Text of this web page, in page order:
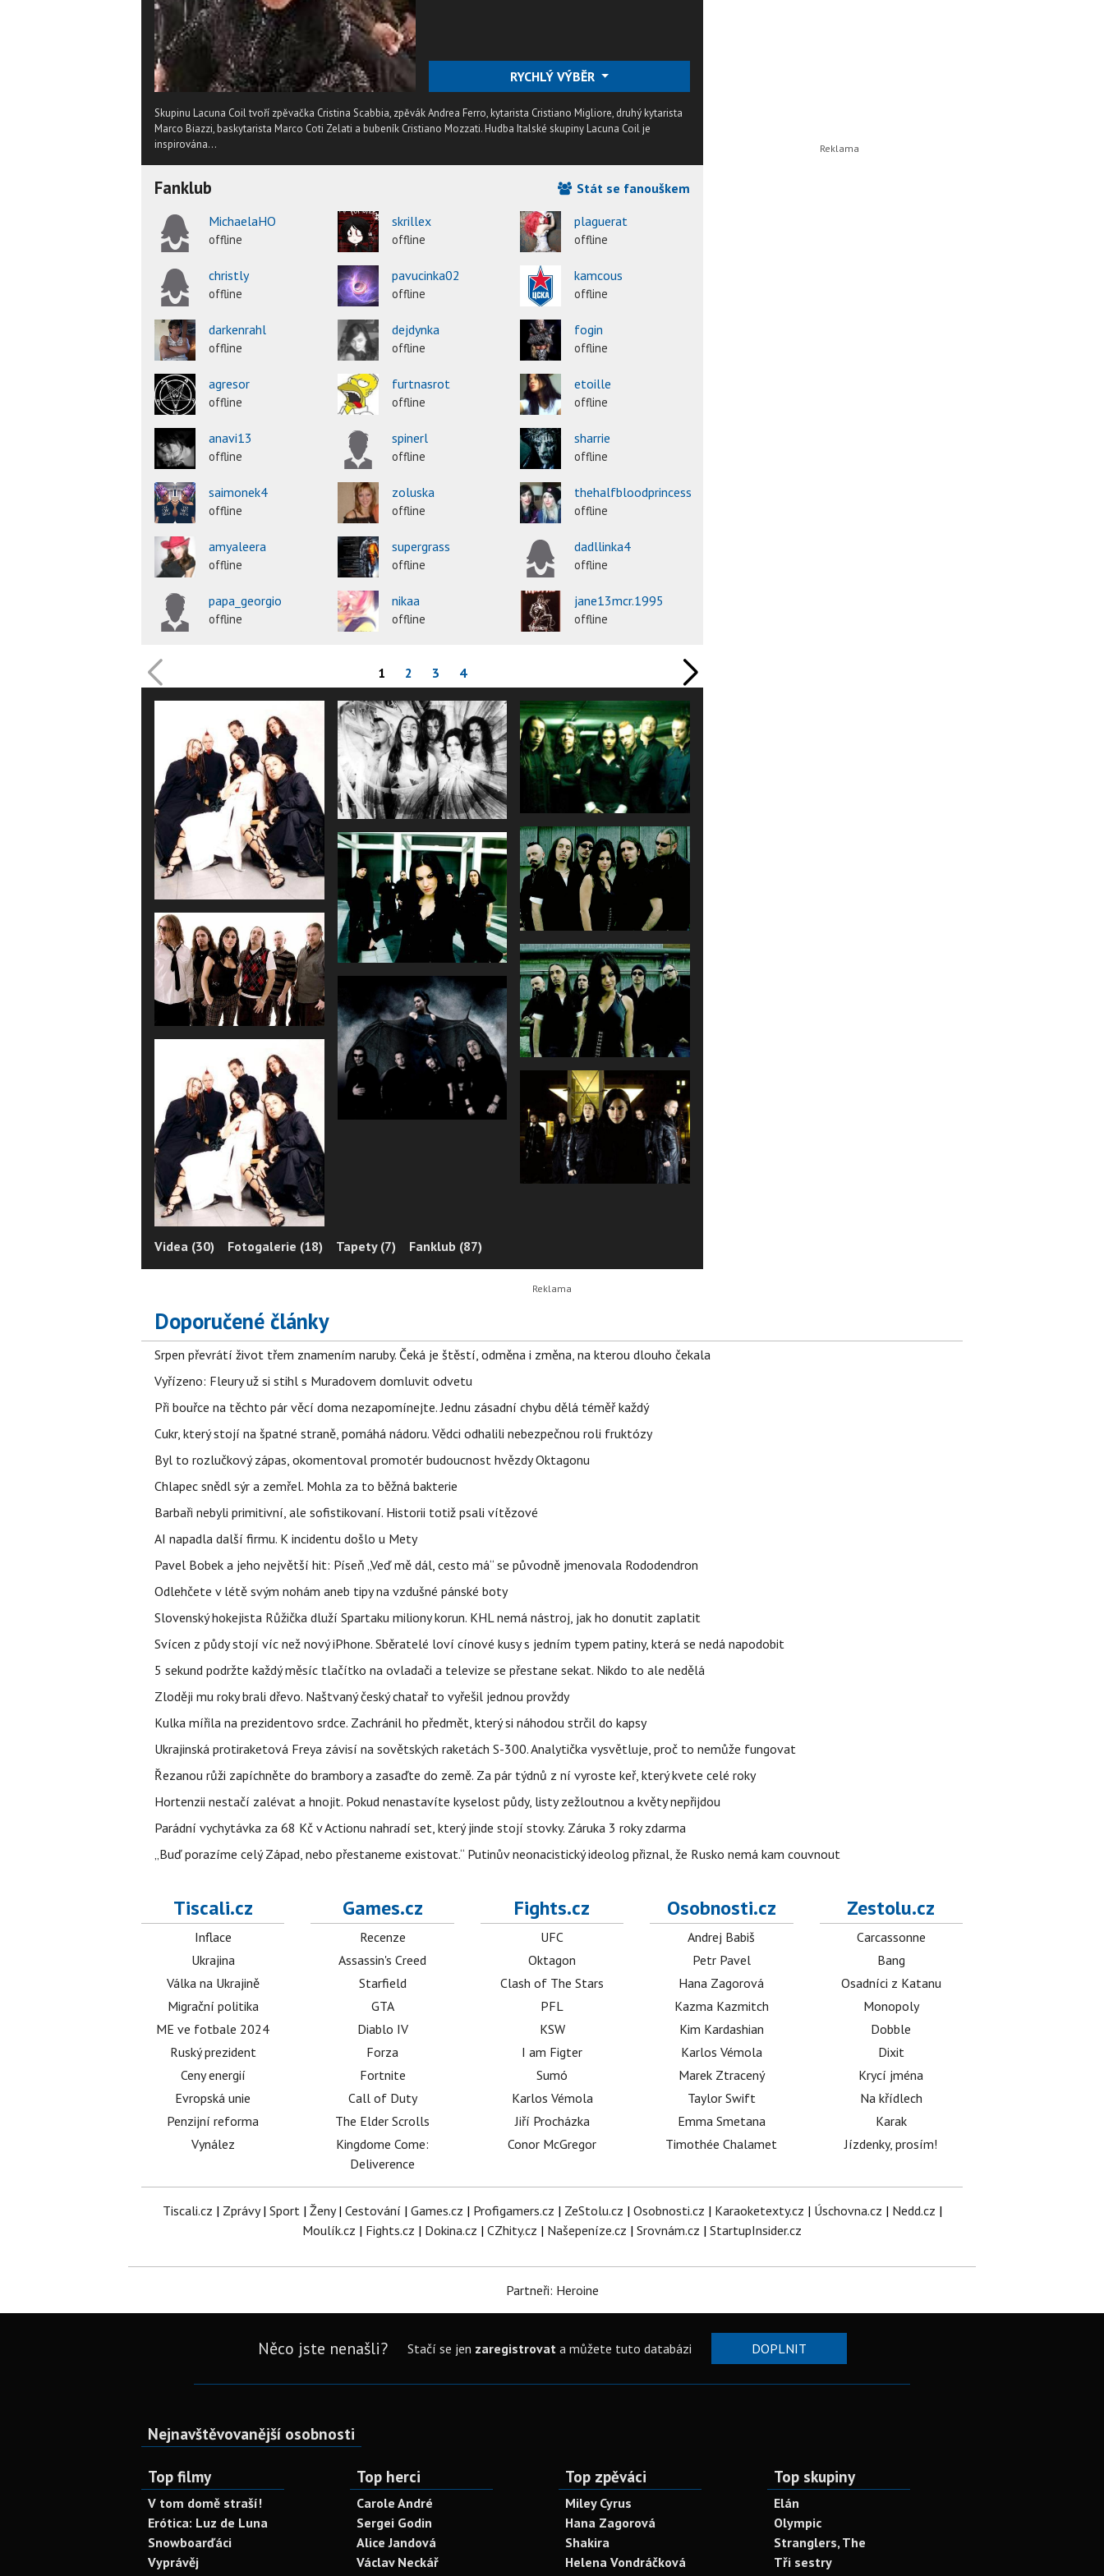
RYCHLÝ VÝBĚR
Skupinu Lacuna Coil tvoří zpěvačka Cristina Scabbia, zpěvák Andrea Ferro, kytarista Cristiano Migliore, druhý kytarista
Marco Biazzi, baskytarista Marco Coti Zelati a bubeník Cristiano Mozzati. Hudba Italské skupiny Lacuna Coil je
inspirována...
Fanklub
Stát se fanouškem
MichaelaHO
offline
skrillex
offline
plaguerat
offline
christly
offline
pavucinka02
offline
kamcous
offline
darkenrahl
offline
dejdynka
offline
fogin
offline
agresor
offline
furtnasrot
offline
etoille
offline
anavi13
offline
spinerl
offline
sharrie
offline
saimonek4
offline
zoluska
offline
thehalfbloodprincess
offline
amyaleera
offline
supergrass
offline
dadllinka4
offline
papa_georgio
offline
nikaa
offline
jane13mcr.1995
offline
1 2 3 4
Videa (30) Fotogalerie (18) Tapety (7) Fanklub (87)
Doporučené články
Srpen převrátí život třem znamením naruby. Čeká je štěstí, odměna i změna, na kterou dlouho čekala
Vyřízeno: Fleury už si stihl s Muradovem domluvit odvetu
Při bouřce na těchto pár věcí doma nezapomínejte. Jednu zásadní chybu dělá téměř každý
Cukr, který stojí na špatné straně, pomáhá nádoru. Vědci odhalili nebezpečnou roli fruktózy
Byl to rozlučkový zápas, okomentoval promotér budoucnost hvězdy Oktagonu
Chlapec snědl sýr a zemřel. Mohla za to běžná bakterie
Barbaři nebyli primitivní, ale sofistikovaní. Historii totiž psali vítězové
AI napadla další firmu. K incidentu došlo u Mety
Pavel Bobek a jeho největší hit: Píseň „Veď mě dál, cesto má“ se původně jmenovala Rododendron
Odlehčete v létě svým nohám aneb tipy na vzdušné pánské boty
Slovenský hokejista Růžička dluží Spartaku miliony korun. KHL nemá nástroj, jak ho donutit zaplatit
Svícen z půdy stojí víc než nový iPhone. Sběratelé loví cínové kusy s jedním typem patiny, která se nedá napodobit
5 sekund podržte každý měsíc tlačítko na ovladači a televize se přestane sekat. Nikdo to ale nedělá
Zloději mu roky brali dřevo. Naštvaný český chatař to vyřešil jednou provždy
Kulka mířila na prezidentovo srdce. Zachránil ho předmět, který si náhodou strčil do kapsy
Ukrajinská protiraketová Freya závisí na sovětských raketách S-300. Analytička vysvětluje, proč to nemůže fungovat
Řezanou růži zapíchněte do brambory a zasaďte do země. Za pár týdnů z ní vyroste keř, který kvete celé roky
Hortenzii nestačí zalévat a hnojit. Pokud nenastavíte kyselost půdy, listy zežloutnou a květy nepřijdou
Parádní vychytávka za 68 Kč v Actionu nahradí set, který jinde stojí stovky. Záruka 3 roky zdarma
„Buď porazíme celý Západ, nebo přestaneme existovat.“ Putinův neonacistický ideolog přiznal, že Rusko nemá kam couvnout
Tiscali.cz
Inflace
Ukrajina
Válka na Ukrajině
Migrační politika
ME ve fotbale 2024
Ruský prezident
Ceny energií
Evropská unie
Penzijní reforma
Vynález
Games.cz
Recenze
Assassin's Creed
Starfield
GTA
Diablo IV
Forza
Fortnite
Call of Duty
The Elder Scrolls
Kingdome Come:
Deliverence
Fights.cz
UFC
Oktagon
Clash of The Stars
PFL
KSW
I am Figter
Sumó
Karlos Vémola
Jiří Procházka
Conor McGregor
Osobnosti.cz
Andrej Babiš
Petr Pavel
Hana Zagorová
Kazma Kazmitch
Kim Kardashian
Karlos Vémola
Marek Ztracený
Taylor Swift
Emma Smetana
Timothée Chalamet
Zestolu.cz
Carcassonne
Bang
Osadníci z Katanu
Monopoly
Dobble
Dixit
Krycí jména
Na křídlech
Karak
Jízdenky, prosím!
Tiscali.cz | Zprávy| Sport| Ženy| Cestování | Games.cz | Profigamers.cz | ZeStolu.cz | Osobnosti.cz | Karaoketexty.cz | Úschovna.cz | Nedd.cz |
Moulík.cz | Fights.cz | Dokina.cz | CZhity.cz | Našepeníze.cz | Srovnám.cz | StartupInsider.cz
Partneři: Heroine
Něco jste nenašli? Stačí se jen zaregistrovata můžete tuto databázi DOPLNIT
Nejnavštěvovanější osobnosti
Top filmy
V tom domě straší!
Erótica: Luz de Luna
Snowboarďáci
Vyprávěj
Top herci
Carole André
Sergei Godin
Alice Jandová
Václav Neckář
Top zpěváci
Miley Cyrus
Hana Zagorová
Shakira
Helena Vondráčková
Top skupiny
Elán
Olympic
Stranglers, The
Tři sestry